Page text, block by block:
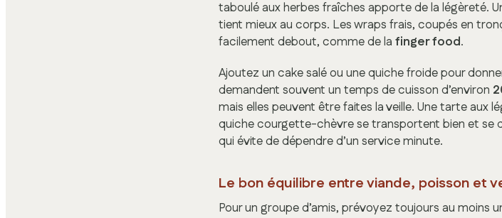
taboulé aux herbes fraîches apporte de la légèreté.
tient mieux au corps. Les wraps frais, coupés en
facilement debout, comme de la finger food.
Ajoutez un cake salé ou une quiche froide pour
demandent souvent un temps de cuisson d’environ
mais elles peuvent être faites la veille. Une tarte aux
quiche courgette-chèvre se transportent bien et se
qui évite de dépendre d’un service minute.
Le bon équilibre entre viande, poisson et
Pour un groupe d’amis, prévoyez toujours au moins